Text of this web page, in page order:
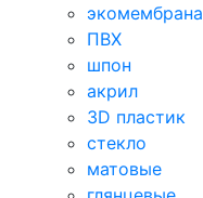
экомембрана
ПВХ
шпон
акрил
3D пластик
стекло
матовые